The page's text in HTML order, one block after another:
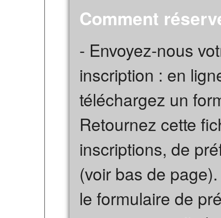
Comment
- Envoyez-nous
inscription : en
téléchargez un
Retournez cette
inscriptions, de
(voir bas de
le formulaire de